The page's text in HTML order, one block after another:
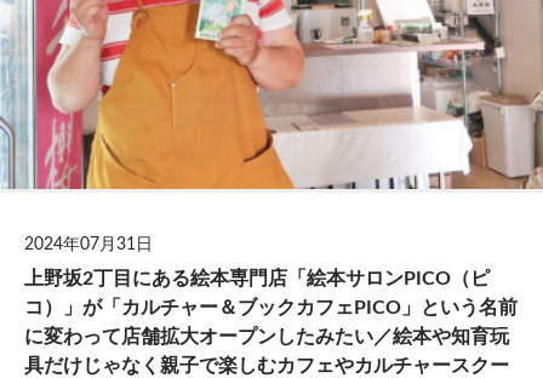
2024年07月31日
上野坂2丁目にある絵本専門店「絵本サロンPICO（ピ
コ）」が「カルチャー＆ブックカフェPICO」という名前
に変わって店舗拡大オープンしたみたい／絵本や知育玩
具だけじゃなく親子で楽しむカフェやカルチャースクー